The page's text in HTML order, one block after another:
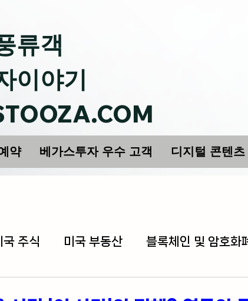
류객
이야기
약 베가스투자 우수 고객 디지털 콘텐츠
국 주식 미국 부동산 블록체인 및 암호화폐
초간단